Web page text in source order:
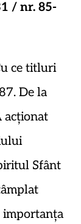
/ nr. 85-
ce titluri
De la
acționat
Sfânt
importanța